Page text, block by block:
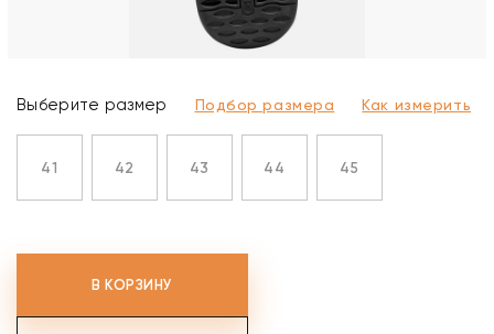
Выберите размер Подбор размера Как измерить
41 42 43 44 45
В КОРЗИНУ